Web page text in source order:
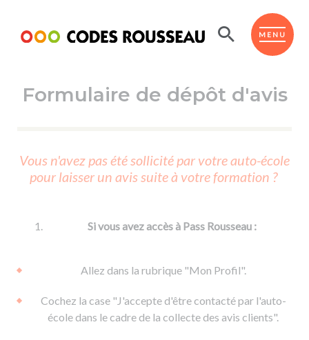
MENU
ESPACE ÉLÈVE
Code de la route
Passer l'ASSR
Réviser le code
Passer l'ETM
Permis voiture
Permis remorque
Permis & handicap
d'apprentissage
De la conduite en voiture
De la conduite à moto
Formations pro.
Permis poids lourd
Formulaire de dépôt d'avis
Vous n'avez pas été sollicité par votre auto-école
pour laisser un avis suite à votre formation ?
Si vous avez accès à Pass Rousseau :
Allez dans la rubrique "Mon Profil".
Cochez la case "J'accepte d'être contacté par l'auto-
école dans le cadre de la collecte des avis clients".